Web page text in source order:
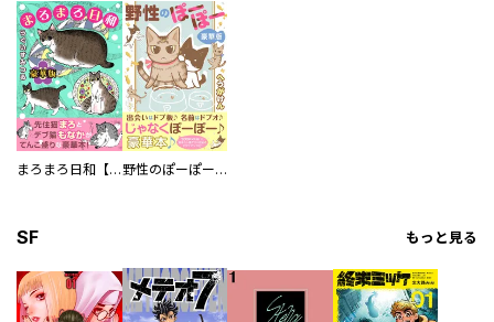
まろまろ日和【豪華版】 野性のぽーぽー【豪華版】
SF もっと見る